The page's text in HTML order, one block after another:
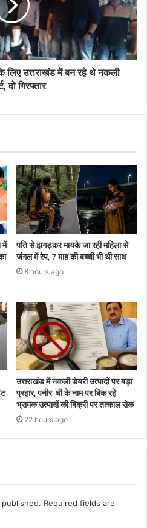
लिए उत्तराखंड में बन रहे थे नकली
दो गिरफ्तार
पति से झगड़कर मायके जा रही महिला से
जंगल में रेप, 7 माह की बच्ची भी थी साथ
8 hours ago
उत्तराखंड में नकली डेयरी उत्पादों पर बड़ा
प्रहार, पनीर-घी के नाम पर बिक रहे
भ्रामक उत्पादों की बिक्री पर तत्काल रोक
22 hours ago
Required fields are